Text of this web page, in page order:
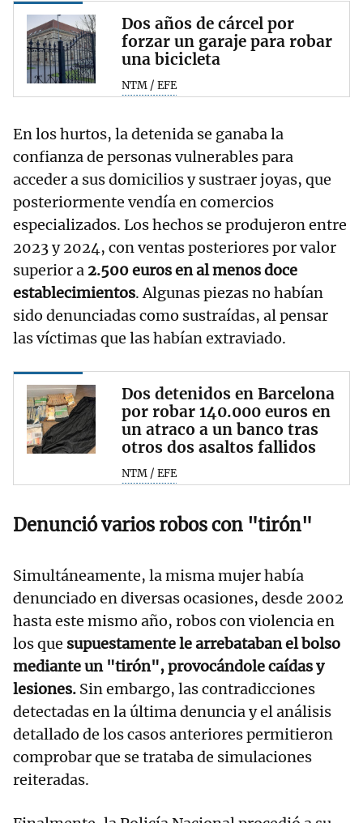
Dos años de cárcel por
forzar un garaje para robar
una bicicleta
NTM / EFE
En los hurtos, la detenida se ganaba la
confianza de personas vulnerables para
acceder a sus domicilios y sustraer joyas, que
posteriormente vendía en comercios
especializados. Los hechos se produjeron entre
2023 y 2024, con ventas posteriores por valor
superior a 2.500 euros en al menos doce
establecimientos. Algunas piezas no habían
sido denunciadas como sustraídas, al pensar
las víctimas que las habían extraviado.
Dos detenidos en Barcelona
por robar 140.000 euros en
un atraco a un banco tras
otros dos asaltos fallidos
NTM / EFE
Denunció varios robos con "tirón"
Simultáneamente, la misma mujer había
denunciado en diversas ocasiones, desde 2002
hasta este mismo año, robos con violencia en
los que supuestamente le arrebataban el bolso
mediante un "tirón", provocándole caídas y
lesiones. Sin embargo, las contradicciones
detectadas en la última denuncia y el análisis
detallado de los casos anteriores permitieron
comprobar que se trataba de simulaciones
reiteradas.